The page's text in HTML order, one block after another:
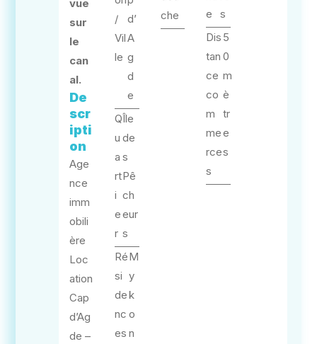
vue
sur
le
can
al.
De
scr
ipti
on
Age
nce
imm
obili
ère
Loc
ation
Cap
d’Ag
de –
/
Vil
le
d’
A
g
d
e
Q
u
a
rt
i
e
r
Île
de
s
Pê
ch
eur
s
Ré
si
de
nc
es
M
y
k
o
n
che
e
s
Dis
tan
ce
co
m
me
rce
s
5
0
m
è
tr
e
s